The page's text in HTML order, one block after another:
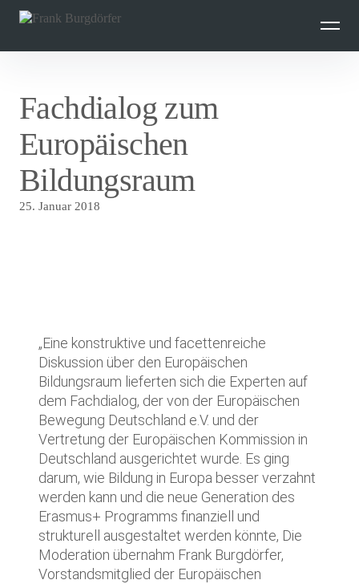
überspringen
Fachdialog zum
Europäischen
Bildungsraum
25. Januar 2018
„Eine konstruktive und facettenreiche
Diskussion über den Europäischen
Bildungsraum lieferten sich die Experten auf
dem Fachdialog, der von der Europäischen
Bewegung Deutschland e.V. und der
Vertretung der Europäischen Kommission in
Deutschland ausgerichtet wurde. Es ging
darum, wie Bildung in Europa besser verzahnt
werden kann und die neue Generation des
Erasmus+ Programms finanziell und
strukturell ausgestaltet werden könnte, Die
Moderation übernahm Frank Burgdörfer,
Vorstandsmitglied der Europäischen